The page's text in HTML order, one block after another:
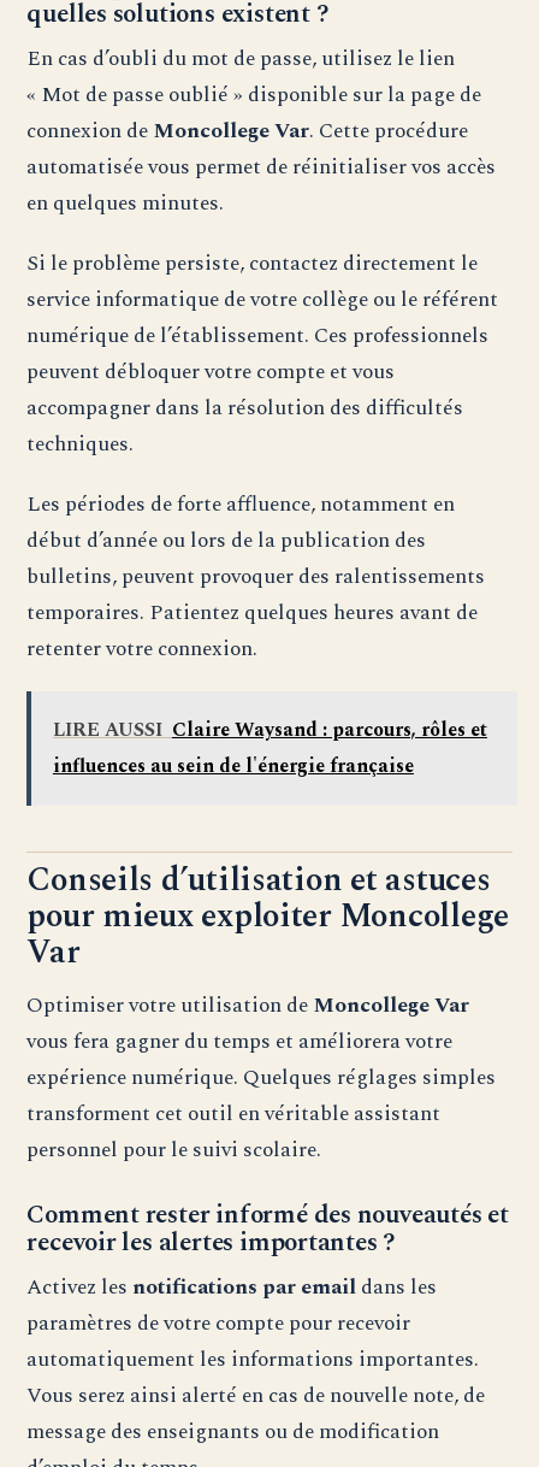
quelles solutions existent ?
En cas d’oubli du mot de passe, utilisez le lien
« Mot de passe oublié » disponible sur la page de
connexion deMoncollege Var. Cette procédure
automatisée vous permet de réinitialiser vos accès
en quelques minutes.
Si le problème persiste, contactez directement le
service informatique de votre collège ou le référent
numérique de l’établissement. Ces professionnels
peuvent débloquer votre compte et vous
accompagner dans la résolution des difficultés
techniques.
Les périodes de forte affluence, notamment en
début d’année ou lors de la publication des
bulletins, peuvent provoquer des ralentissements
temporaires. Patientez quelques heures avant de
retenter votre connexion.
LIRE AUSSI Claire Waysand : parcours, rôles et
influences au sein de l'énergie française
Conseils d’utilisation et astuces
pour mieux exploiter Moncollege
Var
Optimiser votre utilisation deMoncollege Var
vous fera gagner du temps et améliorera votre
expérience numérique. Quelques réglages simples
transforment cet outil en véritable assistant
personnel pour le suivi scolaire.
Comment rester informé des nouveautés et
recevoir les alertes importantes ?
Activez les notifications par emaildans les
paramètres de votre compte pour recevoir
automatiquement les informations importantes.
Vous serez ainsi alerté en cas de nouvelle note, de
message des enseignants ou de modification